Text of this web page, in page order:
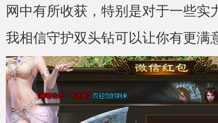
网中有所收获，特别是对于一些实
我相信守护双头钻可以让你有更满